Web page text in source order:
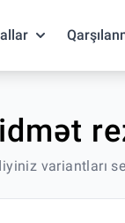
variantları